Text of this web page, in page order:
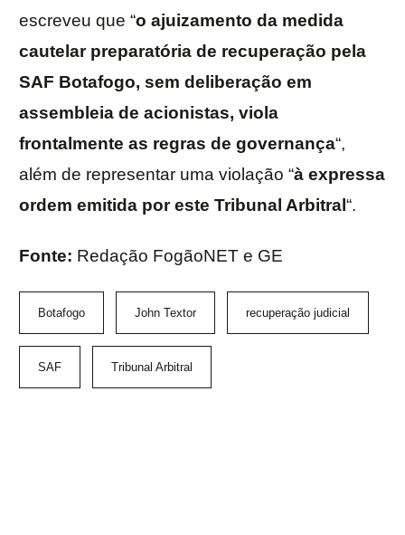
escreveu que “o ajuizamento da medida
cautelar preparatória de recuperação pela
SAF Botafogo, sem deliberação em
assembleia de acionistas, viola
frontalmente as regras de governança“,
além de representar uma violação “à expressa
ordem emitida por este Tribunal Arbitral“.
Fonte: Redação FogãoNET e GE
Botafogo John Textor recuperação judicial
SAF Tribunal Arbitral